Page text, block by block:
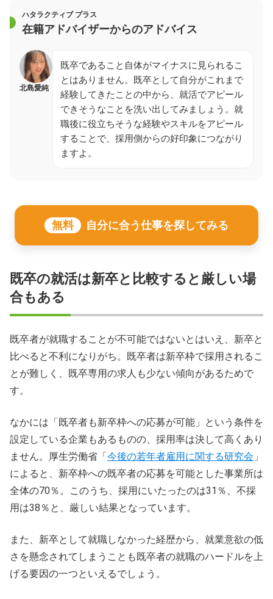
ハタラクティブ プラス
在籍アドバイザーからのアドバイス
北島愛純
既卒であること自体がマイナスに見られるこ
とはありません。既卒として自分がこれまで
経験してきたことの中から、就活でアピール
できそうなことを洗い出してみましょう。就
職後に役立ちそうな経験やスキルをアピール
することで、採用側からの好印象につながり
ますよ。
無料 自分に合う仕事を探してみる
既卒の就活は新卒と比較すると厳しい場
合もある
既卒者が就職することが不可能ではないとはいえ、新卒と
比べると不利になりがち。既卒者は新卒枠で採用されるこ
とが難しく、既卒専用の求人も少ない傾向があるためで
す。
なかには「既卒者も新卒枠への応募が可能」という条件を
設定している企業もあるものの、採用率は決して高くあり
ません。厚生労働省「 今後の若年者雇用に関する研究会 」
によると、新卒枠への既卒者の応募を可能とした事業所は
全体の70％。このうち、採用にいたったのは31％、不採
用は38％と、厳しい結果となっています。
また、新卒として就職しなかった経歴から、就業意欲の低
さを懸念されてしまうことも既卒者の就職のハードルを上
げる要因の一つといえるでしょう。